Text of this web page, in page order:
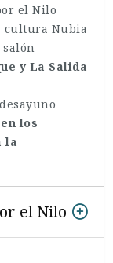
el Nilo
cultura Nubia
salón
y La Salida
los
la
el Nilo